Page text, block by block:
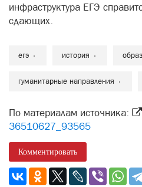
инфраструктура ЕГЭ
сдающих.
егэ история
гуманитарные направления
По материалам источника:
36510627_93565
Комментировать